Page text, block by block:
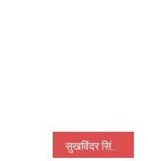
सुखविंदर सिंह समेत ये कलाकार देंगे प्रस्तुति, अमित शाह भी आएंगे; इस दिन होगा राष्ट्रीय खेलों समारोह का भव्य समापन